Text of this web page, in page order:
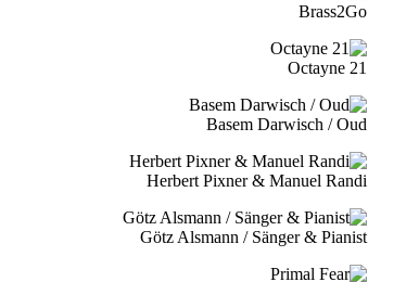
Brass2Go
21 Octayne
Basem Darwisch / Oud
Herbert Pixner & Manuel Randi
Götz Alsmann / Sänger & Pianist